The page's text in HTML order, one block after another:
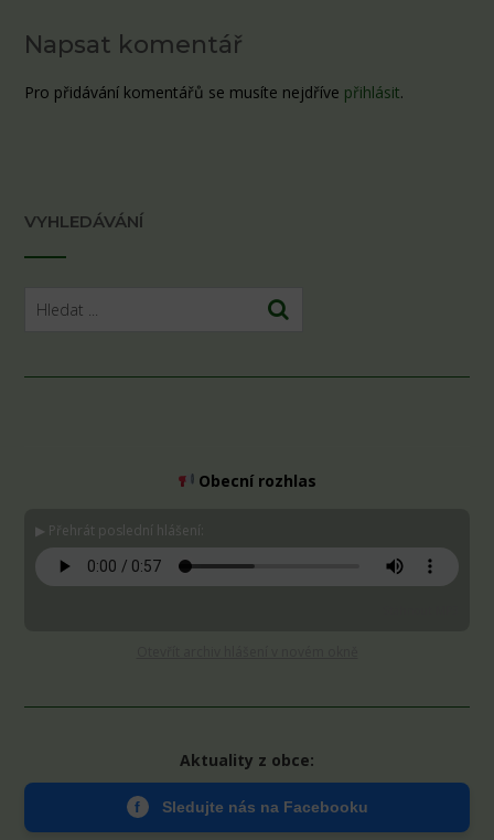
Napsat komentář
Pro přidávání komentářů se musíte nejdříve přihlásit.
VYHLEDÁVÁNÍ
Obecní rozhlas
▶ Přehrát poslední hlášení:
Aktuality z obce:
f Sledujte nás na Facebooku